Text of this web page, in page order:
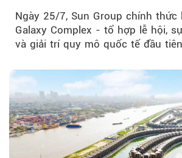
Ngày 25/7, Sun Group chính thức
Galaxy Complex - tổ hợp lễ hội,
và giải trí quy mô quốc tế đầu